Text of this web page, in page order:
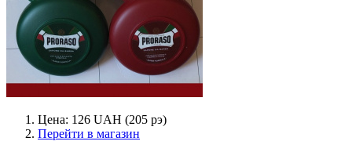
Цена: 126 UAH (205 рэ)
Перейти в магазин